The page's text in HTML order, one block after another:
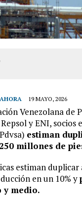
19 MAYO, 2026
Venezolana de
y ENI,
estiman
millones de
estiman
en un 10% y
y medio.